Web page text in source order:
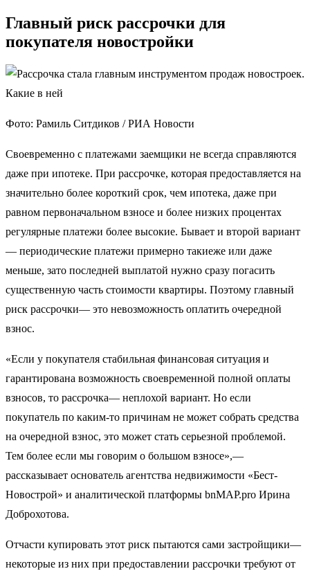
Главный риск рассрочки для
покупателя новостройки
Фото: Рамиль Ситдиков / РИА Новости
Своевременно с платежами заемщики не всегда справляются
даже при ипотеке. При рассрочке, которая предоставляется на
значительно более короткий срок, чем ипотека, даже при
равном первоначальном взносе и более низких процентах
регулярные платежи более высокие. Бывает и второй вариант
— периодические платежи примерно такиеже или даже
меньше, зато последней выплатой нужно сразу погасить
существенную часть стоимости квартиры. Поэтому главный
риск рассрочки— это невозможность оплатить очередной
взнос.
«Если у покупателя стабильная финансовая ситуация и
гарантирована возможность своевременной полной оплаты
взносов, то рассрочка— неплохой вариант. Но если
покупатель по каким-то причинам не может собрать средства
на очередной взнос, это может стать серьезной проблемой.
Тем более если мы говорим о большом взносе»,—
рассказывает основатель агентства недвижимости «Бест-
Новострой» и аналитической платформы bnMAP.pro Ирина
Доброхотова.
Отчасти купировать этот риск пытаются сами застройщики—
некоторые из них при предоставлении рассрочки требуют от